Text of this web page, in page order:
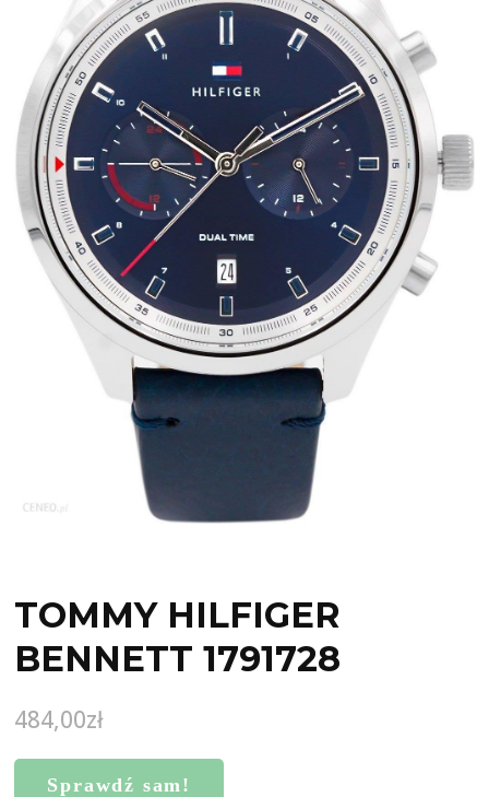
TOMMY HILFIGER
BENNETT 1791728
484,00zł
Sprawdź sam!